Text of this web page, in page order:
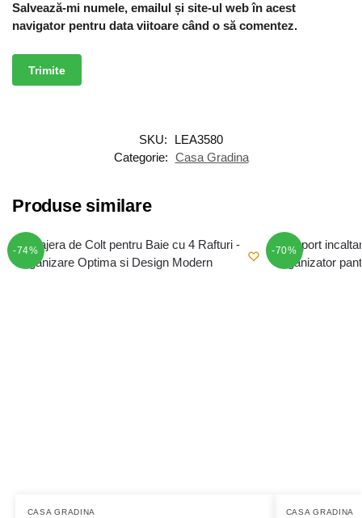
Salvează-mi numele, emailul și site-ul web în acest
navigator pentru data viitoare când o să comentez.
SKU:
LEA3580
Categorie: Casa Gradina
Produse similare
-74%
CASA GRADINA
-70%
CASA GRADINA